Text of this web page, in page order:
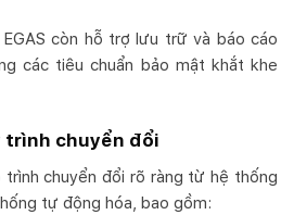
còn hỗ trợ lưu trữ và báo cáo
các tiêu chuẩn bảo mật khắt khe
trình chuyển đổi
trình chuyển đổi rõ ràng từ hệ thống
tự động hóa, bao gồm: